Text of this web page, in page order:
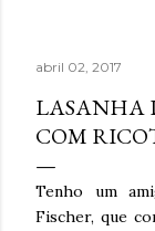
abril 02, 2017
LASANHA
COM
Tenho um
Fischer, que